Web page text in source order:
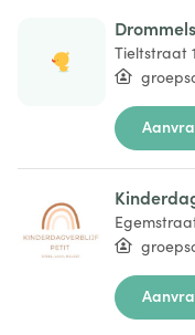
Drommels
Tieltstraat